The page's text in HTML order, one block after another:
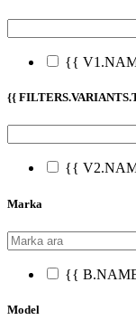
{{
{{
{{
Marka
{{
Model